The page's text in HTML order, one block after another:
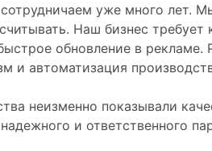
уже много лет.
Наш бизнес
обновление в
и автоматизация
неизменно показывали
и ответственного